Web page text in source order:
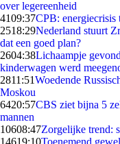
over legereenheid
4109:37CPB: energiecrisis
2518:29Nederland stuurt
dat een goed plan?
2604:38Lichaampje
kinderwagen werd
2811:51Woedende
Moskou
6420:57CBS ziet bijna 5
mannen
10608:47Zorgelijke trend:
14619:10Toenemend